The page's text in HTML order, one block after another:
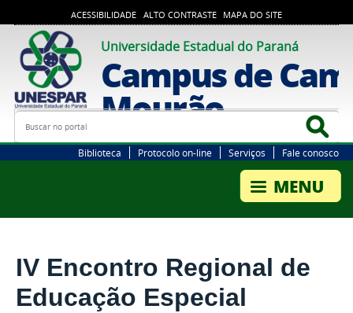
ACESSIBILIDADE ALTO CONTRASTE MAPA DO SITE
Universidade Estadual do Paraná
Campus de
Mourão
Busca
Biblioteca Protocolo on-line Serviços Fale conosco
IV Encontro Regional de
Educação Especial